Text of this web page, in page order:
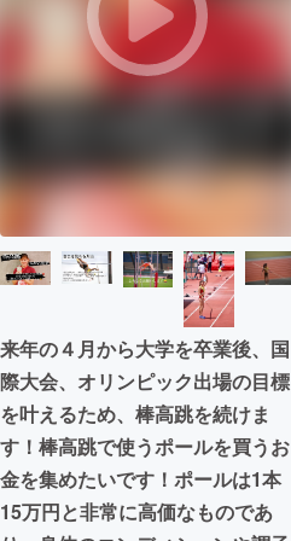
まちづくり・地域活性
CAMPFIREふるさと納税
来年の４月から大学を卒業後、国
際大会、オリンピック出場の目標
を叶えるため、棒高跳を続けま
す！棒高跳で使うポールを買うお
金を集めたいです！ポールは1本
15万円と非常に高価なものであ